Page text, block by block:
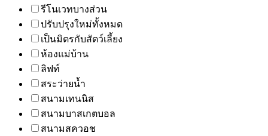
รีโนเวทบางส่วน
ปรับปรุงใหม่ทั้งหมด
เป็นมิตรกับสัตว์เลี้ยง
ห้องแม่บ้าน
ลิฟท์
สระว่ายน้ำ
สนามเทนนิส
สนามบาสเกตบอล
สนามสควอช